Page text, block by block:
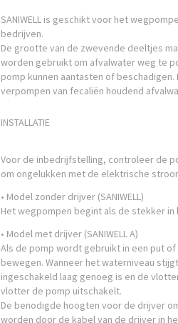
SANIWELL is geschikt voor het
bedrijven.
De grootte van de zwevende deeltjes
worden gebruikt om afvalwater weg te
pomp kunnen aantasten of
verpompen van fecaliën houdend
INSTALLATIE
Voor de inbedrijfstelling, controleer de
om ongelukken met de elektrische
• Model zonder drijver (SANIWELL)
Het wegpompen begint als de stekker
• Model met drijver (SANIWELL A)
Als de pomp wordt gebruikt in een put
bewegen. Wanneer het waterniveau
ingeschakeld laag genoeg is en de
vlotter de pomp uitschakelt.
De benodigde hoogten voor de drijver
worden door de kabel van de drijver in